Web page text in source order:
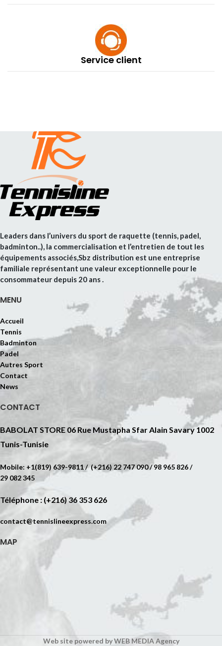
Service client
Leaders dans l’univers du sport de raquette (tennis, padel,
badminton..), la commercialisation et l’entretien de tout les
équipements associés,Sbz distribution est une entreprise
familiale représentant une valeur exceptionnelle pour le
consommateur depuis 20 ans .
MENU
Accueil
Tennis
Badminton
Padel
Autres Sport
Contact
News
CONTACT
BABOLAT STORE 06 Rue Mustapha Sfar Alain Savary 1002
Tunis-Tunisie
Mobile: +1(819) 639-9811 / (+216) 22 747 090 / 98 965 826 /
29 082 345
Téléphone : (+216) 36 353 626
contact@tennislineexpress.com
MAP
Web site powered byWEB MEDIA Agency